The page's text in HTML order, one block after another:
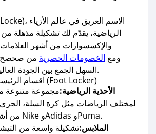
الرياضية، يقدّم لك تشكيلة مذهلة من
والإكسسوارات من أشهر العلامات
ومع الخصومات الحصرية من صحصح
السهل الجمع بين الجودة العالية والسعر المثالي.
اقسام الرئيسية لدى فوت لوكر (Foot Locker)
الأحذية الرياضية:مجموعة متنوعة
لمختلف الرياضات مثل كرة السلة،
من أشهر الماركات مثل Nike وAdidas وPuma.
الملابس:تشكيلة واسعة من